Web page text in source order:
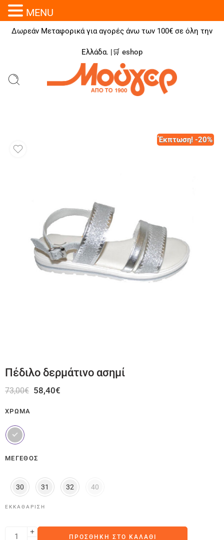
Δωρεάν Μεταφορικά για αγορές άνω των 100€ σε όλη την
Ελλάδα. |🛒 eshop
Έκπτωση! -20%
Πέδιλο δερμάτινο ασημί
73,00€ 58,40€
ΧΡΏΜΑ
ΜΈΓΕΘΟΣ
30 31 32 40
ΕΚΚΑΘΆΡΙΣΗ
ΠΡΟΣΘΉΚΗ ΣΤΟ ΚΑΛΆΘΙ
MENU